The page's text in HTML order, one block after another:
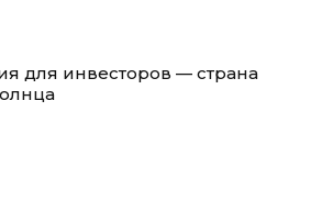
для инвесторов — страна